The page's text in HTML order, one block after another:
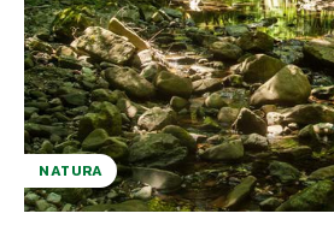
NATURA